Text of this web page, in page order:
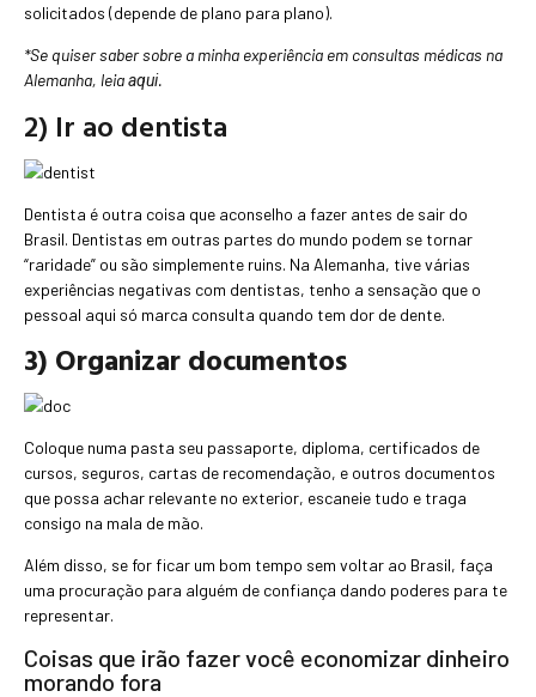
solicitados (depende de plano para plano).
*Se quiser saber sobre a minha experiência em consultas médicas na
Alemanha, leiaaqui.
2) Ir ao dentista
Dentista é outra coisa que aconselho a fazer antes de sair do
Brasil. Dentistas em outras partes do mundo podem se tornar
“raridade” ou são simplemente ruins. Na Alemanha, tive várias
experiências negativas com dentistas, tenho a sensação que o
pessoal aqui só marca consulta quando tem dor de dente.
3) Organizar documentos
Coloque numa pasta seu passaporte, diploma, certificados de
cursos, seguros, cartas de recomendação, e outros documentos
que possa achar relevante no exterior, escaneie tudo e traga
consigo na mala de mão.
Além disso, se for ficar um bom tempo sem voltar ao Brasil, faça
uma procuração para alguém de confiança dando poderes para te
representar.
Coisas que irão fazer você economizar dinheiro
morando fora